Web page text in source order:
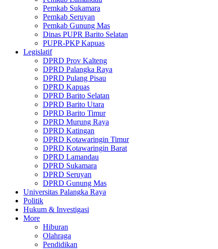
Pemkab Sukamara
Pemkab Seruyan
Pemkab Gunung Mas
Dinas PUPR Barito Selatan
PUPR-PKP Kapuas
Legislatif
DPRD Prov Kalteng
DPRD Palangka Raya
DPRD Pulang Pisau
DPRD Kapuas
DPRD Barito Selatan
DPRD Barito Utara
DPRD Barito Timur
DPRD Murung Raya
DPRD Katingan
DPRD Kotawaringin Timur
DPRD Kotawaringin Barat
DPRD Lamandau
DPRD Sukamara
DPRD Seruyan
DPRD Gunung Mas
Universitas Palangka Raya
Politik
Hukum & Investigasi
More
Hiburan
Olahraga
Pendidikan